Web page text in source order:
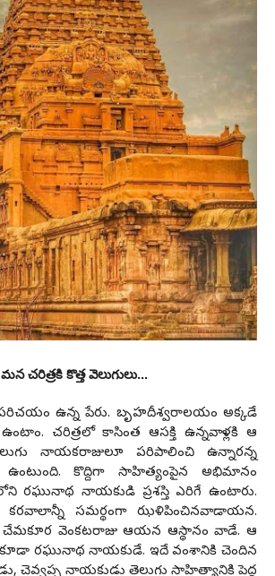
మ‌న చ‌రిత్ర‌కి కొత్త వెలుగులు...
ప‌రిచ‌యం ఉన్న పేరు. బృహ‌దీశ్వ‌రాల‌యం అక్క‌డే
చ‌రిత్ర‌లో కాసింత ఆస‌క్తి ఉన్న‌వాళ్ల‌కి ఆ
నాయ‌క‌రాజులూ ప‌రిపాలించి ఉన్నార‌న్న
కొద్దిగా సాహిత్యంపైన అభిమానం
ర‌ఘునాథ నాయ‌కుడి ప్ర‌శ‌స్తి ఎరిగే ఉంటారు.
క‌ర‌వాలాన్నీ స‌మ‌ర్థంగా ఝ‌ళిపించిన‌వాడాయ‌న‌.
వెంక‌ట‌రాజు ఆయ‌న ఆస్థానం వాడే. ఆ
కూడా ర‌ఘునాథ నాయ‌కుడే. ఇదే వంశానికి చెందిన
చెవ్వ‌ప్ప నాయ‌కుడు తెలుగు సాహిత్యానికి పెద్ద